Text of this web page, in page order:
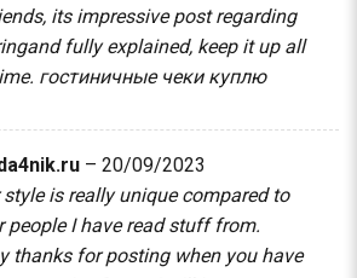
its impressive post regarding
fully explained, keep it up all
гостиничные чеки куплю
– 20/09/2023
style is really unique compared to
people I have read stuff from.
thanks for posting when you have